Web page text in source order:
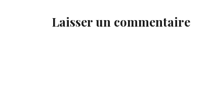
Laisser un commentaire